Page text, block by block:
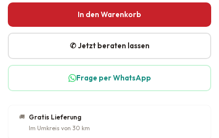
In den Warenkorb
✆ Jetzt beraten lassen
Frage per WhatsApp
🚚 Gratis Lieferung
Im Umkreis von 30 km